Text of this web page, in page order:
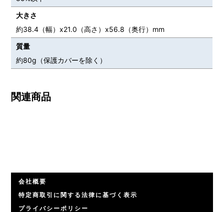
大きさ
約38.4（幅）x21.0（高さ）x56.8（奥行）mm
質量
約80g（保護カバーを除く）
関連商品
会社概要
特定商取引に関する法律に基づく表示
プライバシーポリシー